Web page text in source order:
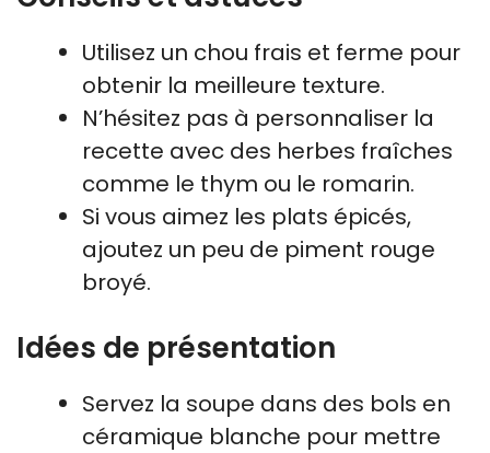
Utilisez un chou frais et ferme pour
obtenir la meilleure texture.
N’hésitez pas à personnaliser la
recette avec des herbes fraîches
comme le thym ou le romarin.
Si vous aimez les plats épicés,
ajoutez un peu de piment rouge
broyé.
Idées de présentation
Servez la soupe dans des bols en
céramique blanche pour mettre